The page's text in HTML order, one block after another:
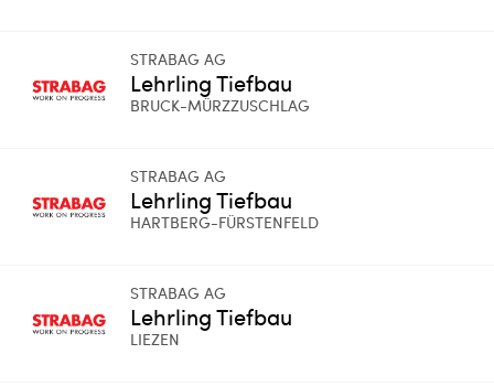
STRABAG AG
Lehrling Tiefbau
BRUCK-MÜRZZUSCHLAG
STRABAG AG
Lehrling Tiefbau
HARTBERG-FÜRSTENFELD
STRABAG AG
Lehrling Tiefbau
LIEZEN